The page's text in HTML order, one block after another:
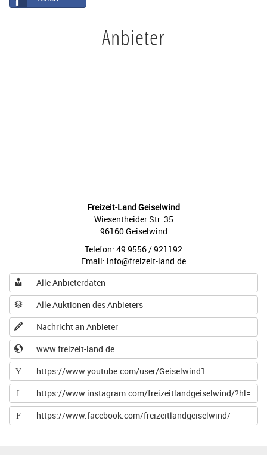
Anbieter
Freizeit-Land Geiselwind
Wiesentheider Str. 35
96160 Geiselwind
Telefon: 49 9556 / 921192
Email: info@freizeit-land.de
Alle Anbieterdaten
Alle Auktionen des Anbieters
Nachricht an Anbieter
www.freizeit-land.de
Y https://www.youtube.com/user/Geiselwind1
I https://www.instagram.com/freizeitlandgeiselwind/?hl=de
F https://www.facebook.com/freizeitlandgeiselwind/